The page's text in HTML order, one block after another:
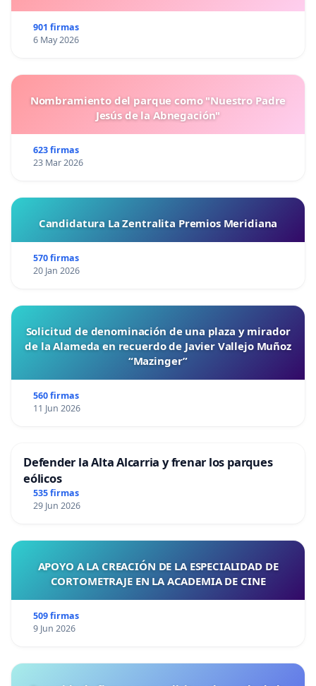
901 firmas
6 May 2026
Nombramiento del parque como "Nuestro Padre
Jesús de la Abnegación"
623 firmas
23 Mar 2026
Candidatura La Zentralita Premios Meridiana
570 firmas
20 Jan 2026
Solicitud de denominación de una plaza y mirador
de la Alameda en recuerdo de Javier Vallejo Muñoz
“Mazinger”
560 firmas
11 Jun 2026
Defender la Alta Alcarria y frenar los parques
eólicos
535 firmas
29 Jun 2026
APOYO A LA CREACIÓN DE LA ESPECIALIDAD DE
CORTOMETRAJE EN LA ACADEMIA DE CINE
509 firmas
9 Jun 2026